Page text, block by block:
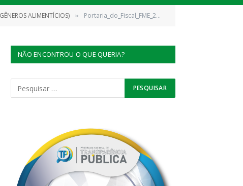
ALIMENTÍCIOS) » Portaria_do_Fiscal_FME_2022090502(1)_100622_110448
NÃO ENCONTROU O QUE QUERIA?